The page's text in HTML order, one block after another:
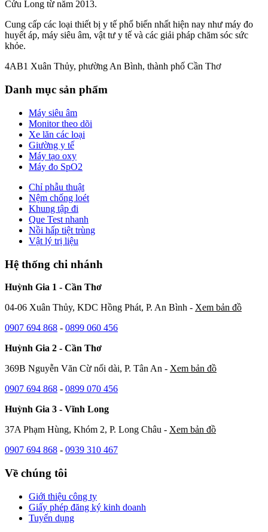
Cửu Long từ năm 2013.
Cung cấp các loại thiết bị y tế phổ biến nhất hiện nay như máy đo
huyết áp, máy siêu âm, vật tư y tế và các giải pháp chăm sóc sức
khỏe.
4AB1 Xuân Thủy, phường An Bình, thành phố Cần Thơ
Danh mục sản phẩm
Máy siêu âm
Monitor theo dõi
Xe lăn các loại
Giường y tế
Máy tạo oxy
Máy đo SpO2
Chỉ phẫu thuật
Nệm chống loét
Khung tập đi
Que Test nhanh
Nồi hấp tiệt trùng
Vật lý trị liệu
Hệ thống chi nhánh
Huỳnh Gia 1 - Cần Thơ
04-06 Xuân Thủy, KDC Hồng Phát, P. An Bình - Xem bản đồ
0907 694 868 - 0899 060 456
Huỳnh Gia 2 - Cần Thơ
369B Nguyễn Văn Cừ nối dài, P. Tân An - Xem bản đồ
0907 694 868 - 0899 070 456
Huỳnh Gia 3 - Vĩnh Long
37A Phạm Hùng, Khóm 2, P. Long Châu - Xem bản đồ
0907 694 868 - 0939 310 467
Về chúng tôi
Giới thiệu công ty
Giấy phép đăng ký kinh doanh
Tuyển dụng